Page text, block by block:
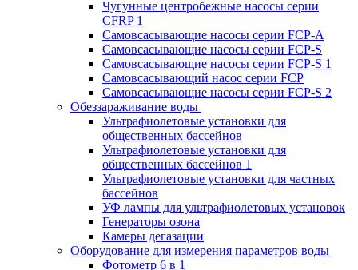
Чугунные центробежные насосы серии
CFRP 1
Самовсасывающие насосы серии FCP-A
Самовсасывающие насосы серии FCP-S
Самовсасывающие насосы серии FCP-S 1
Самовсасывающий насос серии FCP
Самовсасывающие насосы серии FCP-S 2
Обеззараживание воды
Ультрафиолетовые установки для
общественных бассейнов
Ультрафиолетовые установки для
общественных бассейнов 1
Ультрафиолетовые установки для частных
бассейнов
УФ лампы для ультрафиолетовых установок
Генераторы озона
Камеры дегазации
Оборудование для измерения параметров воды
Фотометр 6 в 1